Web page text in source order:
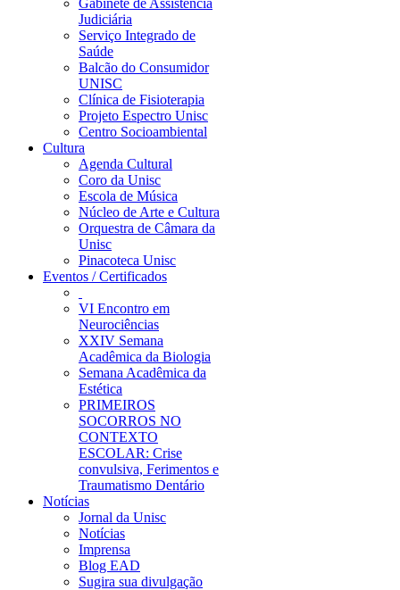
Gabinete de Assistência
Judiciária
Serviço Integrado de
Saúde
Balcão do Consumidor
UNISC
Clínica de Fisioterapia
Projeto Espectro Unisc
Centro Socioambiental
Cultura
Agenda Cultural
Coro da Unisc
Escola de Música
Núcleo de Arte e Cultura
Orquestra de Câmara da
Unisc
Pinacoteca Unisc
Eventos / Certificados
VI Encontro em
Neurociências
XXIV Semana
Acadêmica da Biologia
Semana Acadêmica da
Estética
PRIMEIROS
SOCORROS NO
CONTEXTO
ESCOLAR: Crise
convulsiva, Ferimentos e
Traumatismo Dentário
Notícias
Jornal da Unisc
Notícias
Imprensa
Blog EAD
Sugira sua divulgação